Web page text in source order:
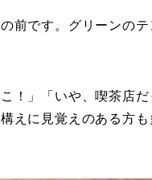
前です。グリーンのテ
！」「いや、喫茶店だ
えに見覚えのある方も